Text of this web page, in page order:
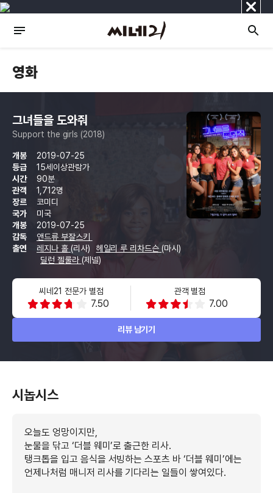
닫
기
영화
그녀들을 도와줘
Support the girls (2018)
개봉
2019-07-25
등급
15세이상관람가
시간
90분
관객
1,712명
장르
코미디
국가
미국
개봉
2019-07-25
감독
앤드류 부잘스키
출연
레지나 홀 (리사) 헤일리 루 리차드슨(마시)
딜런 젤룰라 (제넬)
씨네21 전문가 별점
7.50
관객 별점
7.00
리뷰 남기기
시놉시스
오늘도 엉망이지만,
눈물을 닦고 ‘더블 웨미’로 출근한 리사.
탱크톱을 입고 음식을 서빙하는 스포츠 바 ‘더블 웨미’에는
언제나처럼 매니저 리사를 기다리는 일들이 쌓여있다.